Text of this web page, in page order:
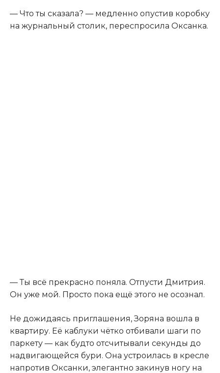
— Что ты сказала? — медленно опустив коробку
на журнальный столик, переспросила Оксанка.
— Ты всё прекрасно поняла. Отпусти Дмитрия.
Он уже мой. Просто пока ещё этого не осознал.
Не дожидаясь приглашения, Зоряна вошла в
квартиру. Её каблуки чётко отбивали шаги по
паркету — как будто отсчитывали секунды до
надвигающейся бури. Она устроилась в кресле
напротив Оксанки, элегантно закинув ногу на